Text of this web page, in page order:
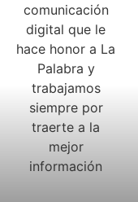
comunicación
digital que le
hace honor a La
Palabra y
trabajamos
siempre por
traerte a la
mejor
información